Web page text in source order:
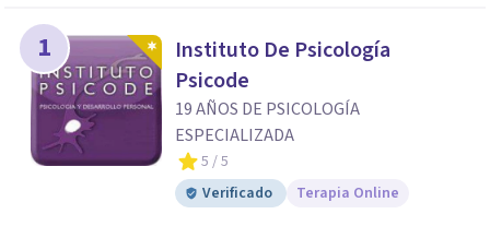
1
Instituto De Psicología
Psicode
19 AÑOS DE PSICOLOGÍA
ESPECIALIZADA
5 / 5
Verificado
Terapia Online